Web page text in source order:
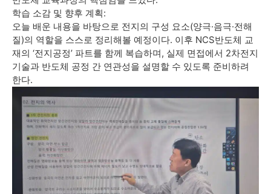
학습 소감 및 향후 계획:
오늘 배운 내용을 바탕으로 전지의 구성 요소(양극·음극·전해
질)의 역할을 스스로 정리해볼 예정이다. 이후 NCS반도체 교
재의 ‘전지공정’ 파트를 함께 복습하며, 실제 면접에서 2차전지
기술과 반도체 공정 간 연관성을 설명할 수 있도록 준비하려
한다.